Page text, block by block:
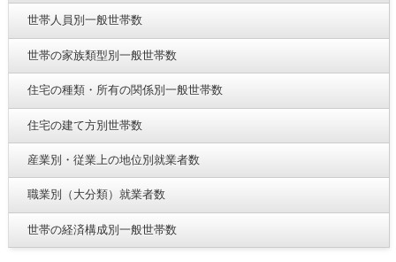
世帯人員別一般世帯数
世帯の家族類型別一般世帯数
住宅の種類・所有の関係別一般世帯数
住宅の建て方別世帯数
産業別・従業上の地位別就業者数
職業別（大分類）就業者数
世帯の経済構成別一般世帯数